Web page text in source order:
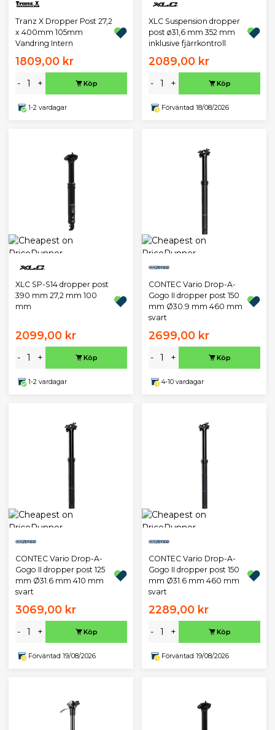
Tranz X Dropper Post 27,2
x 400mm 105mm
Vandring Intern
1809,00 kr
- + Köp
1-2 vardagar
XLC Suspension dropper
post ø31,6 mm 352 mm
inklusive fjärrkontroll
2089,00 kr
- + Köp
Förväntad 18/08/2026
XLC SP-S14 dropper post
390 mm 27,2 mm 100
mm
2099,00 kr
- + Köp
1-2 vardagar
CONTEC Vario Drop-A-
Gogo II dropper post 150
mm Ø30.9 mm 460 mm
svart
2699,00 kr
- + Köp
4-10 vardagar
CONTEC Vario Drop-A-
Gogo II dropper post 125
mm Ø31.6 mm 410 mm
svart
3069,00 kr
- + Köp
Förväntad 19/08/2026
CONTEC Vario Drop-A-
Gogo II dropper post 150
mm Ø31.6 mm 460 mm
svart
2289,00 kr
- + Köp
Förväntad 19/08/2026